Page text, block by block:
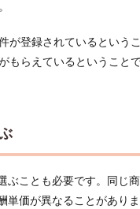
が登録されているという
もらえているということ
ぶことも必要です。同じ
単価が異なることがあり